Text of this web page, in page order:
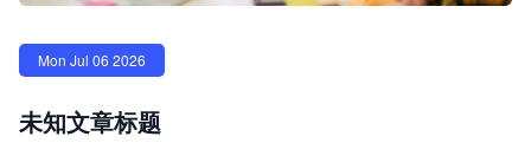
Mon Jul 06 2026
未知文章标题